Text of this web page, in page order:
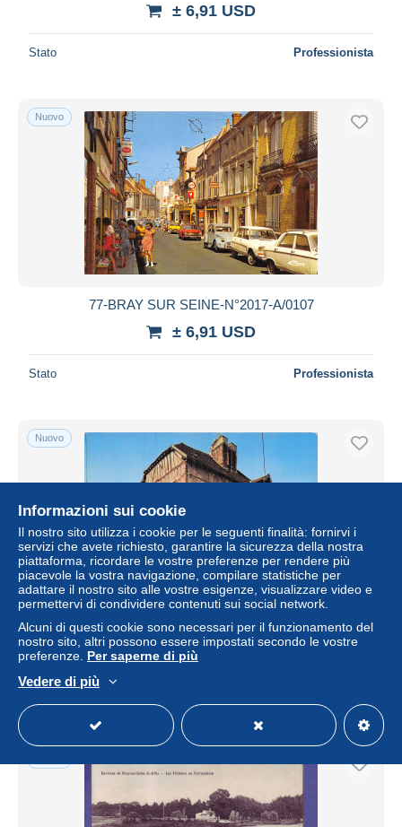
± 6,91 USD
Stato Professionista
Nuovo
77-BRAY SUR SEINE-N°2017-A/0107
± 6,91 USD
Stato Professionista
Nuovo
77 BRAY SUR SEINE LA MAISON DE JEANNE D ARC
± 6,80 USD
Informazioni sui cookie
Il nostro sito utilizza i cookie per le seguenti finalità: fornirvi i
servizi che avete richiesto, garantire la sicurezza della nostra
piattaforma, ricordare le vostre preferenze per rendere più
piacevole la vostra navigazione, compilare statistiche per
adattare il nostro sito alle vostre esigenze, visualizzare video e
permettervi di condividere contenuti sui social network.
Alcuni di questi cookie sono necessari per il funzionamento del
nostro sito, altri possono essere impostati secondo le vostre
preferenze. Per saperne di più
Vedere di più